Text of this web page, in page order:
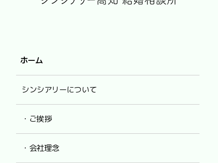
ホーム
シンシアリーについて
・ご挨拶
・会社理念